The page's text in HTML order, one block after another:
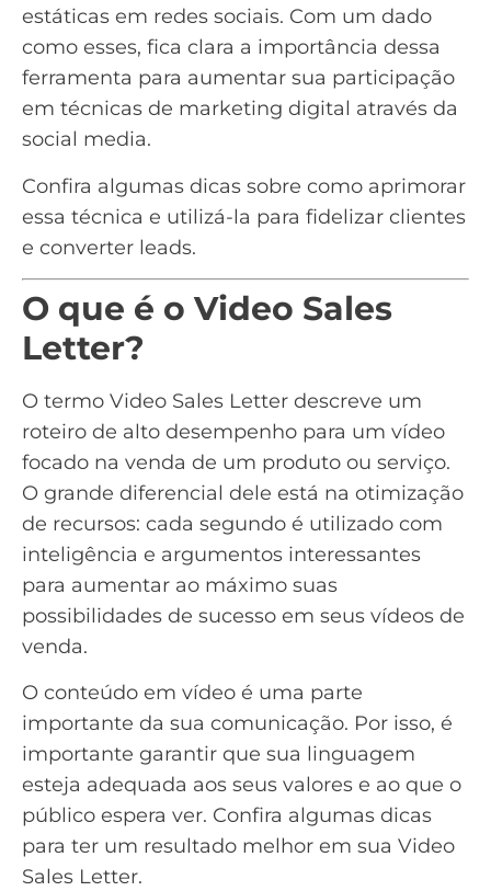
estáticas em redes sociais. Com um dado
como esses, fica clara a importância dessa
ferramenta para aumentar sua participação
em técnicas de marketing digital através da
social media.
Confira algumas dicas sobre como aprimorar
essa técnica e utilizá-la para fidelizar clientes
e converter leads.
O que é o Video Sales
Letter?
O termo Video Sales Letter descreve um
roteiro de alto desempenho para um vídeo
focado na venda de um produto ou serviço.
O grande diferencial dele está na otimização
de recursos: cada segundo é utilizado com
inteligência e argumentos interessantes
para aumentar ao máximo suas
possibilidades de sucesso em seus vídeos de
venda.
O conteúdo em vídeo é uma parte
importante da sua comunicação. Por isso, é
importante garantir que sua linguagem
esteja adequada aos seus valores e ao que o
público espera ver. Confira algumas dicas
para ter um resultado melhor em sua Video
Sales Letter.